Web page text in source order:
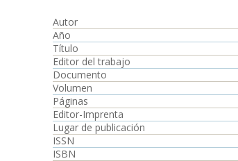
Autor
Año
Título
Editor del trabajo
Documento
Volumen
Páginas
Editor-Imprenta
Lugar de publicación
ISSN
ISBN